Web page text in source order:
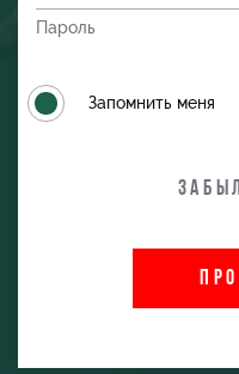
Пароль
Запомнить меня